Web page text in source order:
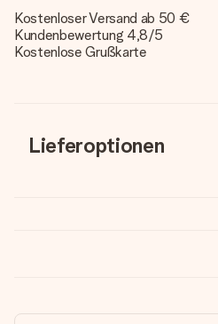
Kostenloser Versand ab 50 €
Kundenbewertung 4,8/5
Kostenlose Grußkarte
Lieferoptionen